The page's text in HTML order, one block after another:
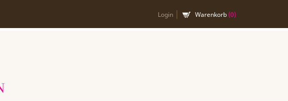
Login Warenkorb(0)